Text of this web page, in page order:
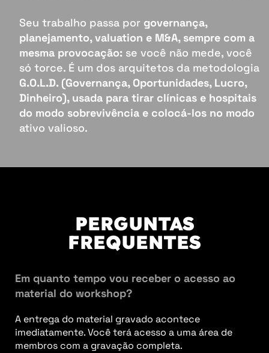
Seu trabalho passa por governança,
planejamento, valuation e M&A, sempre com a
mesma provocação: se você não mede, você
só torce. É um dos arquitetos da metodologia
G.O.L.D. (Governança, Oportunidades, Lucro,
Dinheiro), usada para tirar clínicas e hospitais
do modo sobrevivência e colocá-los no modo
ativo valioso.
PERGUNTAS
FREQUENTES
Em quanto tempo vou receber o acesso ao
material do workshop?
A entrega do material gravado acontece
imediatamente. Você terá acesso a uma área de
membros com a gravação completa.